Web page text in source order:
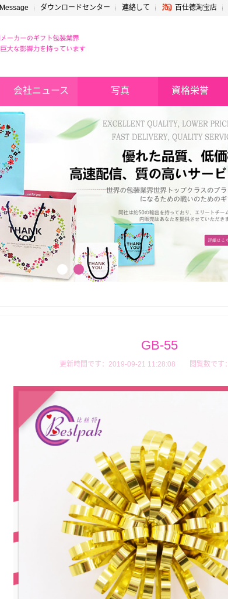
Message ダウンロードセンター 連絡して 百仕德淘宝店
会社ニュース 写真 資格栄誉
GB-55
更新時間です：2019-09-21 11:28:08 閲覧数です：